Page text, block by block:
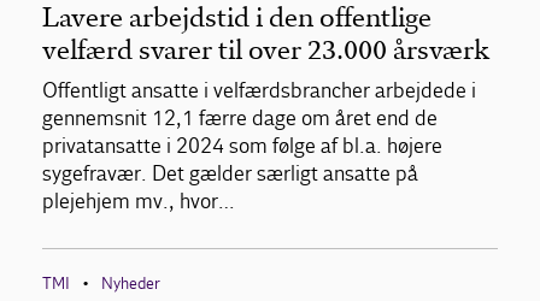
Lavere arbejdstid i den offentlige
velfærd svarer til over 23.000 årsværk
Offentligt ansatte i velfærdsbrancher arbejdede i
gennemsnit 12,1 færre dage om året end de
privatansatte i 2024 som følge af bl.a. højere
sygefravær. Det gælder særligt ansatte på
plejehjem mv., hvor…
TMI • Nyheder